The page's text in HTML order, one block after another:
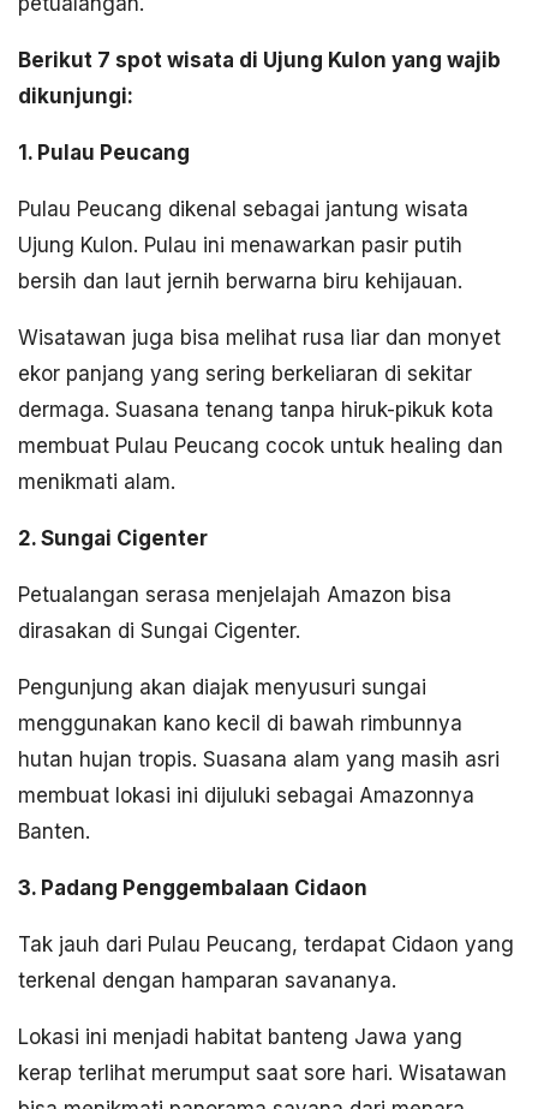
Berikut 7 spot wisata di Ujung Kulon yang wajib
dikunjungi:
1. Pulau Peucang
Pulau Peucang dikenal sebagai jantung wisata
Ujung Kulon. Pulau ini menawarkan pasir putih
bersih dan laut jernih berwarna biru kehijauan.
Wisatawan juga bisa melihat rusa liar dan monyet
ekor panjang yang sering berkeliaran di sekitar
dermaga. Suasana tenang tanpa hiruk-pikuk kota
membuat Pulau Peucang cocok untuk healing dan
menikmati alam.
2. Sungai Cigenter
Petualangan serasa menjelajah Amazon bisa
dirasakan di Sungai Cigenter.
Pengunjung akan diajak menyusuri sungai
menggunakan kano kecil di bawah rimbunnya
hutan hujan tropis. Suasana alam yang masih asri
membuat lokasi ini dijuluki sebagai Amazonnya
Banten.
3. Padang Penggembalaan Cidaon
Tak jauh dari Pulau Peucang, terdapat Cidaon yang
terkenal dengan hamparan savananya.
Lokasi ini menjadi habitat banteng Jawa yang
kerap terlihat merumput saat sore hari. Wisatawan